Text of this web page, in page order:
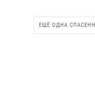
ЕЩЁ ОДНА